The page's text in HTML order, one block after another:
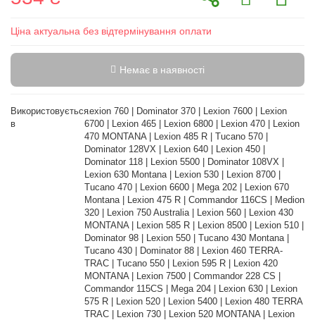
Ціна актуальна без відтермінування оплати
Немає в наявності
Використовується
в
Lexion 760 | Dominator 370 | Lexion 7600 | Lexion
6700 | Lexion 465 | Lexion 6800 | Lexion 470 | Lexion
470 MONTANA | Lexion 485 R | Tucano 570 |
Dominator 128VX | Lexion 640 | Lexion 450 |
Dominator 118 | Lexion 5500 | Dominator 108VX |
Lexion 630 Montana | Lexion 530 | Lexion 8700 |
Tucano 470 | Lexion 6600 | Mega 202 | Lexion 670
Montana | Lexion 475 R | Commandor 116CS | Medion
320 | Lexion 750 Australia | Lexion 560 | Lexion 430
MONTANA | Lexion 585 R | Lexion 8500 | Lexion 510 |
Dominator 98 | Lexion 550 | Tucano 430 Montana |
Tucano 430 | Dominator 88 | Lexion 460 TERRA-
TRAC | Tucano 550 | Lexion 595 R | Lexion 420
MONTANA | Lexion 7500 | Commandor 228 CS |
Commandor 115CS | Mega 204 | Lexion 630 | Lexion
575 R | Lexion 520 | Lexion 5400 | Lexion 480 TERRA
TRAC | Lexion 730 | Lexion 520 MONTANA | Lexion